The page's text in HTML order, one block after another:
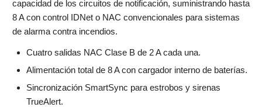
capacidad de los circuitos de notificación, suministrando hasta
8 A con control IDNet o NAC convencionales para sistemas
de alarma contra incendios.
Cuatro salidas NAC Clase B de 2 A cada una.
Alimentación total de 8 A con cargador interno de baterías.
Sincronización SmartSync para estrobos y sirenas
TrueAlert.